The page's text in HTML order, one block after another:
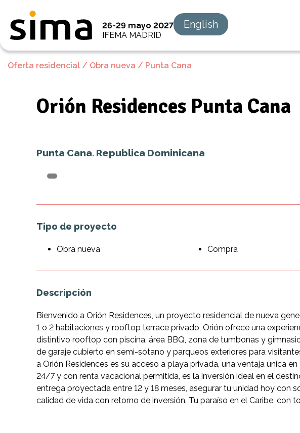
26-29 mayo 2027
IFEMA MADRID
English
Oferta residencial / Obra nueva / Punta Cana
Orión Residences Punta Cana
Punta Cana. Republica Dominicana
Tipo de proyecto
Obra nueva Compra
Descripción
Bienvenido a Orión Residences, un proyecto residencial de nueva
1 o 2 habitaciones y rooftop terrace privado, Orión ofrece una
distintivo rooftop con piscina, área BBQ, zona de tumbonas y
de garaje cubierto en semi-sótano y parqueos exteriores para
a Orión Residences es su acceso a playa privada, una ventaja única
24/7 y con renta vacacional permitida, es la inversión ideal en el
entrega proyectada entre 12 y 18 meses, asegurar tu unidad hoy con
calidad de vida con retorno de inversión. Tu paraíso en el Caribe, con